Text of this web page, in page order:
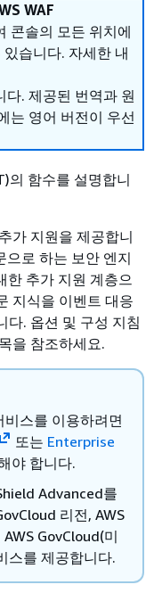
WAF
콘솔의 모든 위치에
있습니다. 자세한 내
. 제공된 번역과 원
는 영어 버전이 우선
의 함수를 설명합니
가 지원을 제공합니
으로 하는 보안 엔지
한 추가 지원 계층으
지식을 이벤트 대응
다. 옵션 및 구성 지침
을 참조하세요.
비스를 이용하려면
또는 Enterprise
야 합니다.
Advanced를
리전, AWS
GovCloud(미
스를 제공합니다.